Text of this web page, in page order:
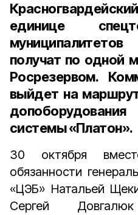
единице
получат по одной
Росрезервом.
выйдет на
системы «Платон».
30 октября
обязанности
«ЦЭБ» Натальей
Сергей